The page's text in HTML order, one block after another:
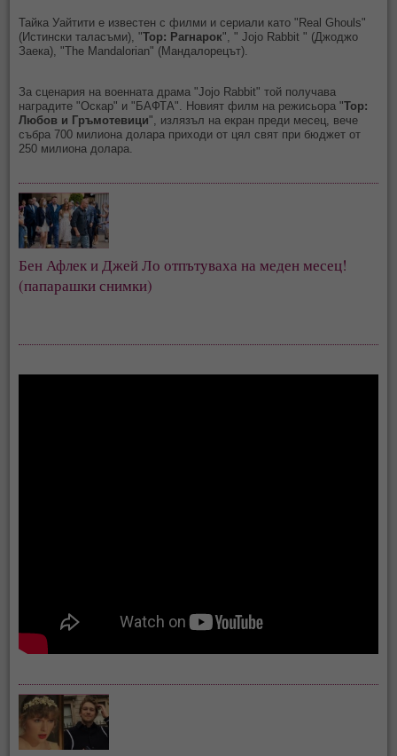
Тайка Уайтити е известен с филми и сериали като "Real Ghouls"
(Истински таласъми), "Тор: Рагнарок", " Jojo Rabbit " (Джоджо
Заека), "The Mandalorian" (Мандалорецът).
За сценария на военната драма "Jojo Rabbit" той получава
наградите "Оскар" и "БАФТА". Новият филм на режисьора "Тор:
Любов и Гръмотевици", излязъл на екран преди месец, вече
събра 700 милиона долара приходи от цял свят при бюджет от
250 милиона долара.
Бен Афлек и Джей Ло отпътуваха на меден месец!
(папарашки снимки)